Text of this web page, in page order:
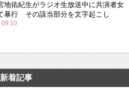
地佑紀生がラジオ生放送中に共演者女
暴行 その該当部分を文字起こし
09:10
新着記事